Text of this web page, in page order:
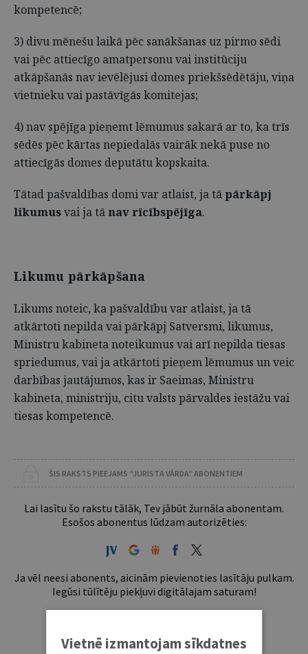
kompetencē;
3) divu mēnešu laikā pēc sanākšanas uz pirmo sēdi
vai pēc attiecīgo amatpersonu vai institūciju
atkāpšanās nav ievēlējusi domes priekšsēdētāju, viņa
vietnieku vai pastāvīgās komitejas;
4) nav spējīga pieņemt lēmumus sakarā ar to, ka trīs
sēdēs pēc kārtas nepiedalās vairāk nekā puse no
attiecīgās domes deputātu kopskaita.
Tātad pašvaldības domi var atlaist, ja tā pārkāpj
likumusvai ja tānav rīcībspējīga.
Likumu pārkāpšana
Likums noteic, ka pašvaldību var atlaist, ja tā
atkārtoti nepilda vai pārkāpj Satversmi, likumus,
Ministru kabineta noteikumus vai arī nepilda tiesas
spriedumus, vai ja atkārtoti pieņem lēmumus un veic
darbības jautājumos, kas ir Saeimas, Ministru
kabineta, ministriju, citu valsts pārvaldes iestāžu vai
tiesas kompetencē.
ŠIS RAKSTS PIEEJAMS “JURISTA VĀRDA” ABONENTIEM
Lai lasītu šo rakstu tālāk, Tev jābūt žurnāla abonentam.
Esošos abonentus lūdzam autorizēties:
Ja vēl neesi abonents, aicinām pievienoties lasītāju pulkam.
Iegūsi tūlītēju piekļuvi digitālajam saturam!
Vietnē izmantojam sīkdatnes